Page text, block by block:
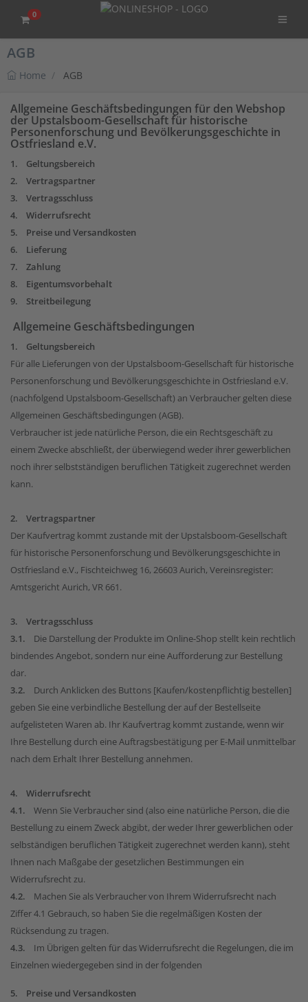
0
AGB
Home AGB
Allgemeine Geschäftsbedingungen für den Webshop
der Upstalsboom-Gesellschaft für historische
Personenforschung und Bevölkerungsgeschichte in
Ostfriesland e.V.
1. Geltungsbereich
2. Vertragspartner
3. Vertragsschluss
4. Widerrufsrecht
5. Preise und Versandkosten
6. Lieferung
7. Zahlung
8. Eigentumsvorbehalt
9. Streitbeilegung
Allgemeine Geschäftsbedingungen
1. Geltungsbereich
Für alle Lieferungen von der Upstalsboom-Gesellschaft für historische
Personenforschung und Bevölkerungsgeschichte in Ostfriesland e.V.
(nachfolgend Upstalsboom-Gesellschaft) an Verbraucher gelten diese
Allgemeinen Geschäftsbedingungen (AGB).
Verbraucher ist jede natürliche Person, die ein Rechtsgeschäft zu
einem Zwecke abschließt, der überwiegend weder ihrer gewerblichen
noch ihrer selbstständigen beruflichen Tätigkeit zugerechnet werden
kann.
2. Vertragspartner
Der Kaufvertrag kommt zustande mit der Upstalsboom-Gesellschaft
für historische Personenforschung und Bevölkerungsgeschichte in
Ostfriesland e.V., Fischteichweg 16, 26603 Aurich, Vereinsregister:
Amtsgericht Aurich, VR 661.
3. Vertragsschluss
3.1. Die Darstellung der Produkte im Online-Shop stellt kein rechtlich
bindendes Angebot, sondern nur eine Aufforderung zur Bestellung
dar.
3.2. Durch Anklicken des Buttons [Kaufen/kostenpflichtig bestellen]
geben Sie eine verbindliche Bestellung der auf der Bestellseite
aufgelisteten Waren ab. Ihr Kaufvertrag kommt zustande, wenn wir
Ihre Bestellung durch eine Auftragsbestätigung per E-Mail unmittelbar
nach dem Erhalt Ihrer Bestellung annehmen.
4. Widerrufsrecht
4.1. Wenn Sie Verbraucher sind (also eine natürliche Person, die die
Bestellung zu einem Zweck abgibt, der weder Ihrer gewerblichen oder
selbständigen beruflichen Tätigkeit zugerechnet werden kann), steht
Ihnen nach Maßgabe der gesetzlichen Bestimmungen ein
Widerrufsrecht zu.
4.2. Machen Sie als Verbraucher von Ihrem Widerrufsrecht nach
Ziffer 4.1 Gebrauch, so haben Sie die regelmäßigen Kosten der
Rücksendung zu tragen.
4.3. Im Übrigen gelten für das Widerrufsrecht die Regelungen, die im
Einzelnen wiedergegeben sind in der folgenden
5. Preise und Versandkosten